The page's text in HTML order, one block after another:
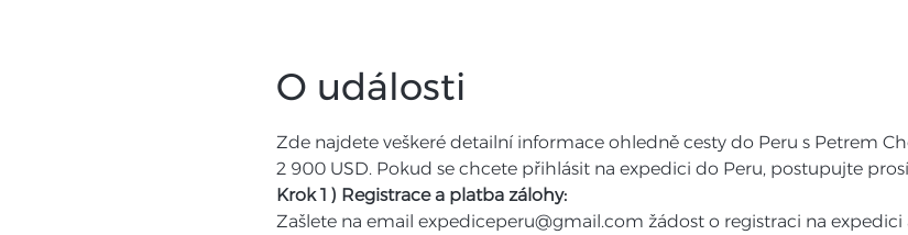
O události
Zde najdete veškeré detailní informace ohledně cesty do Peru s Petrem
2 900 USD. Pokud se chcete přihlásit na expedici do Peru, postupujte
Krok 1 ) Registrace a platba zálohy:
Zašlete na email expediceperu@gmail.com žádost o registraci na expedici